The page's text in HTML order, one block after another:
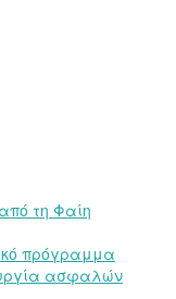
τη Φαίη
πρόγραμμα
ασφαλών